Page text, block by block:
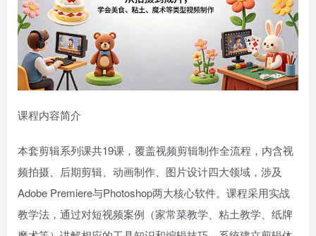
课程内容简介
本套剪辑系列课共19课，覆盖视频剪辑制作全流程，内含视
频拍摄、后期剪辑、动画制作、图片设计四大领域，涉及
Adobe Premiere与Photoshop两大核心软件。课程采用实战
教学法，通过对短视频案例（家常菜教学、粘土教学、纸牌